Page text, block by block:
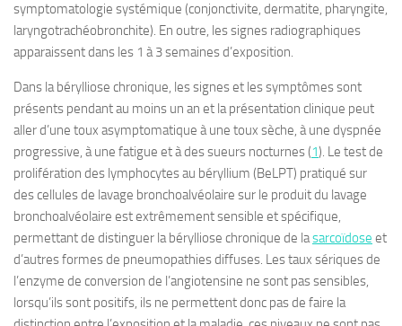
symptomatologie systémique (conjonctivite, dermatite, pharyngite,
laryngotrachéobronchite). En outre, les signes radiographiques
apparaissent dans les 1 à 3 semaines d’exposition.
Dans la bérylliose chronique, les signes et les symptômes sont
présents pendant au moins un an et la présentation clinique peut
aller d’une toux asymptomatique à une toux sèche, à une dyspnée
progressive, à une fatigue et à des sueurs nocturnes (1). Le test de
prolifération des lymphocytes au béryllium (BeLPT) pratiqué sur
des cellules de lavage bronchoalvéolaire sur le produit du lavage
bronchoalvéolaire est extrêmement sensible et spécifique,
permettant de distinguer la bérylliose chronique de lasarcoïdose et
d’autres formes de pneumopathies diffuses. Les taux sériques de
l’enzyme de conversion de l’angiotensine ne sont pas sensibles,
lorsqu’ils sont positifs, ils ne permettent donc pas de faire la